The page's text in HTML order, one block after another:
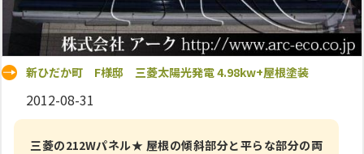
新ひだか町 F様邸 三菱太陽光発電 4.98kw+屋根塗装
2012-08-31
三菱の212Wパネル★ 屋根の傾斜部分と平らな部分の両